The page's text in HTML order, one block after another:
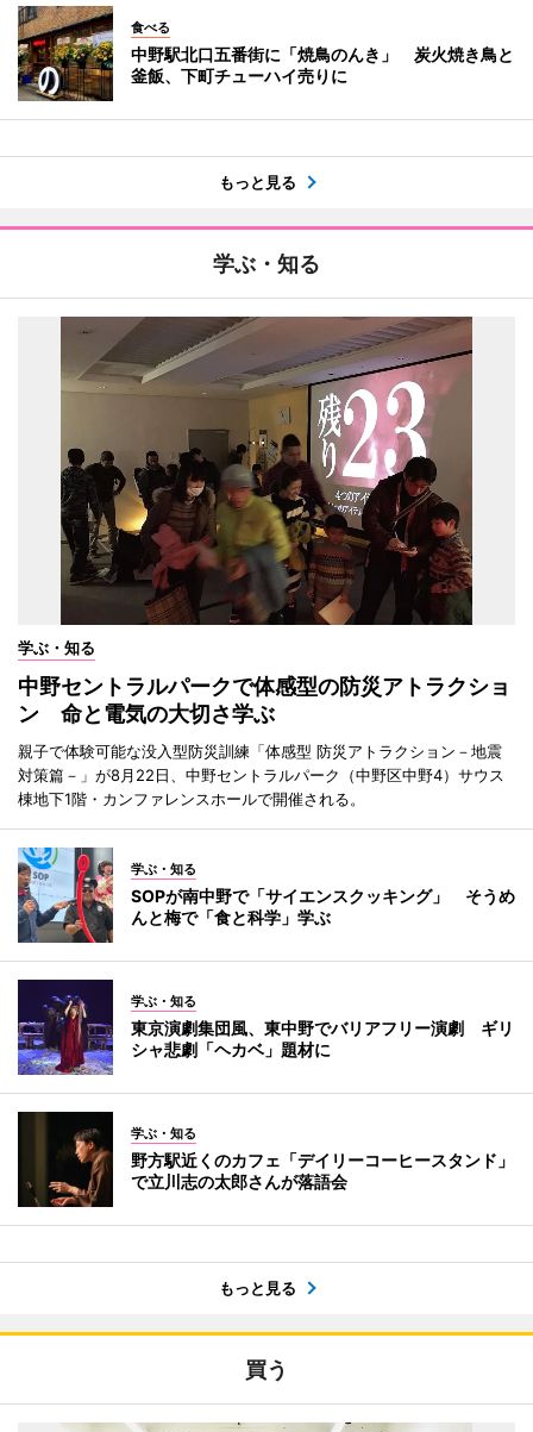
食べる
中野駅北口五番街に「焼鳥のんき」 炭火焼き鳥と
釜飯、下町チューハイ売りに
もっと見る
学ぶ・知る
学ぶ・知る
中野セントラルパークで体感型の防災アトラクショ
ン 命と電気の大切さ学ぶ
親子で体験可能な没入型防災訓練「体感型 防災アトラクション－地震
対策篇－」が8月22日、中野セントラルパーク（中野区中野4）サウス
棟地下1階・カンファレンスホールで開催される。
学ぶ・知る
SOPが南中野で「サイエンスクッキング」 そうめ
んと梅で「食と科学」学ぶ
学ぶ・知る
東京演劇集団風、東中野でバリアフリー演劇 ギリ
シャ悲劇「ヘカベ」題材に
学ぶ・知る
野方駅近くのカフェ「デイリーコーヒースタンド」
で立川志の太郎さんが落語会
もっと見る
買う